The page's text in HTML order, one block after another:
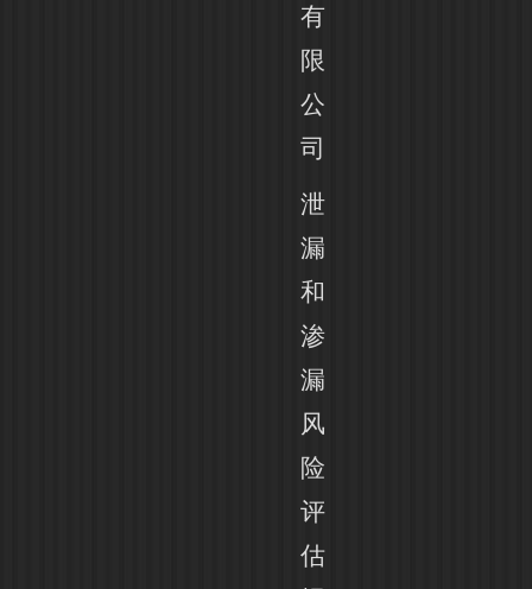
有
限
公
司
泄
漏
和
渗
漏
风
险
评
估